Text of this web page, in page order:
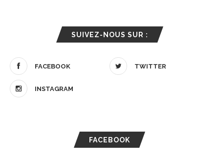
SUIVEZ-NOUS SUR :
FACEBOOK TWITTER
INSTAGRAM
FACEBOOK